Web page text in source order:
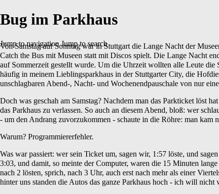
Bug im Parkhaus
Jump to navigation Jump to search
Von Samstag auf Sonntag war in Stuttgart die Lange Nacht der
Catch the Bus mit Museen statt mit Discos spielt. Die Lange Nacht
auf Sommerzeit gestellt wurde. Um die Uhrzeit wollten alle Leute
häufig in meinem Lieblingsparkhaus in der Stuttgarter City, die
unschlagbaren Abend-, Nacht- und Wochenendpauschale von nur
Doch was geschah am Samstag? Nachdem man das Parkticket löst
das Parkhaus zu verlassen. So auch an diesem Abend, bloß: wer
- um den Andrang zuvorzukommen - schaute in die Röhre: man kam
Warum? Programmiererfehler.
Was war passiert: wer sein Ticket um, sagen wir, 1:57 löste, und
3:03, und damit, so meinte der Computer, waren die 15 Minuten
nach 2 lösten, sprich, nach 3 Uhr, auch erst nach mehr als einer
hinter uns standen die Autos das ganze Parkhaus hoch - ich will nicht